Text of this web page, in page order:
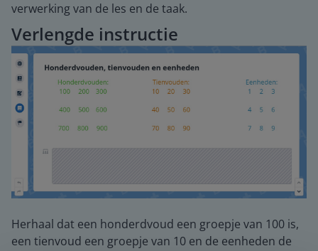
verwerking van de les en de taak.
Verlengde instructie
Herhaal dat een honderdvoud een groepje van 100 is,
een tienvoud een groepje van 10 en de eenheden de